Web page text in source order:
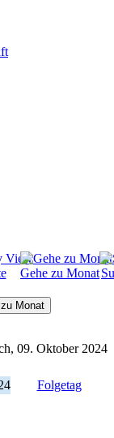
Gehe zu Monat
Monat
09. Oktober 2024
Folgetag